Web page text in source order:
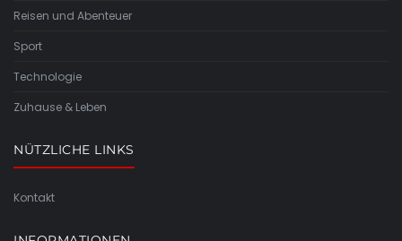
Reisen und Abenteuer
Sport
Technologie
Zuhause & Leben
NÜTZLICHE LINKS
Kontakt